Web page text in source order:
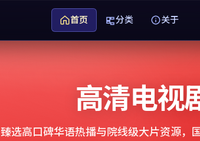
首页 分类 关于
高清电视
臻选高口碑华语热播与院线级大片资源，